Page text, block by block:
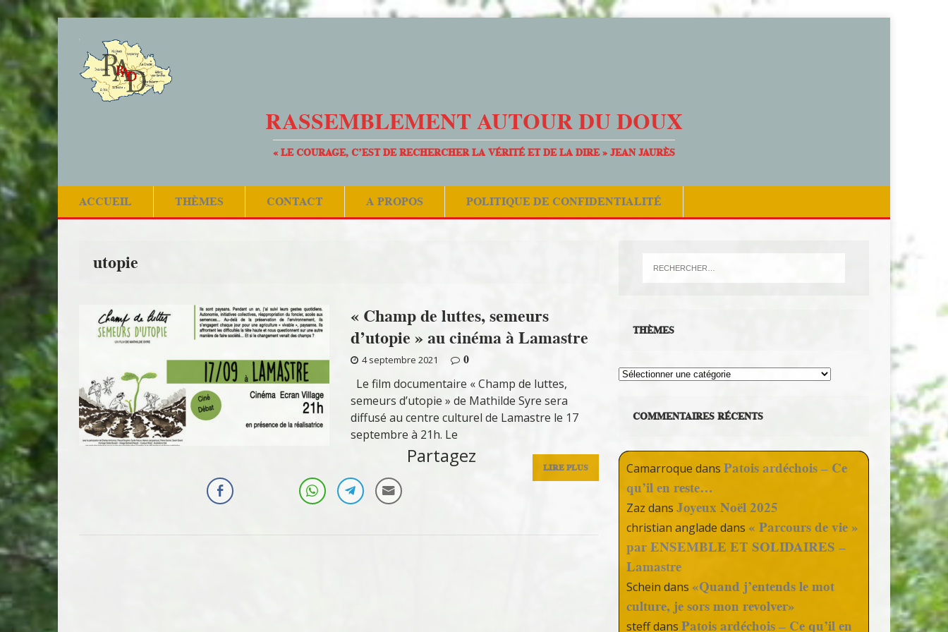
RASSEMBLEMENT AUTOUR DU DOUX
« LE COURAGE, C’EST DE RECHERCHER LA VÉRITÉ ET DE LA DIRE » JEAN JAURÈS
ACCUEIL THÈMES CONTACT A PROPOS POLITIQUE DE CONFIDENTIALITÉ
utopie
« Champ de luttes, semeurs
d’utopie » au cinéma à Lamastre
4 septembre 2021
0
Le film documentaire « Champ de luttes,
semeurs d’utopie » de Mathilde Syre sera
diffusé au centre culturel de Lamastre le 17
septembre à 21h. Le
LIRE PLUS
Partagez
THÈMES
Thèmes
COMMENTAIRES RÉCENTS
Camarroque dansPatois ardéchois – Ce
qu’il en reste…
Zaz dansJoyeux Noël 2025
christian anglade dans « Parcours de vie »
par ENSEMBLE ET SOLIDAIRES –
Lamastre
Schein dans «Quand j’entends le mot
culture, je sors mon revolver»
steffdansPatois ardéchois – Ce qu’il en